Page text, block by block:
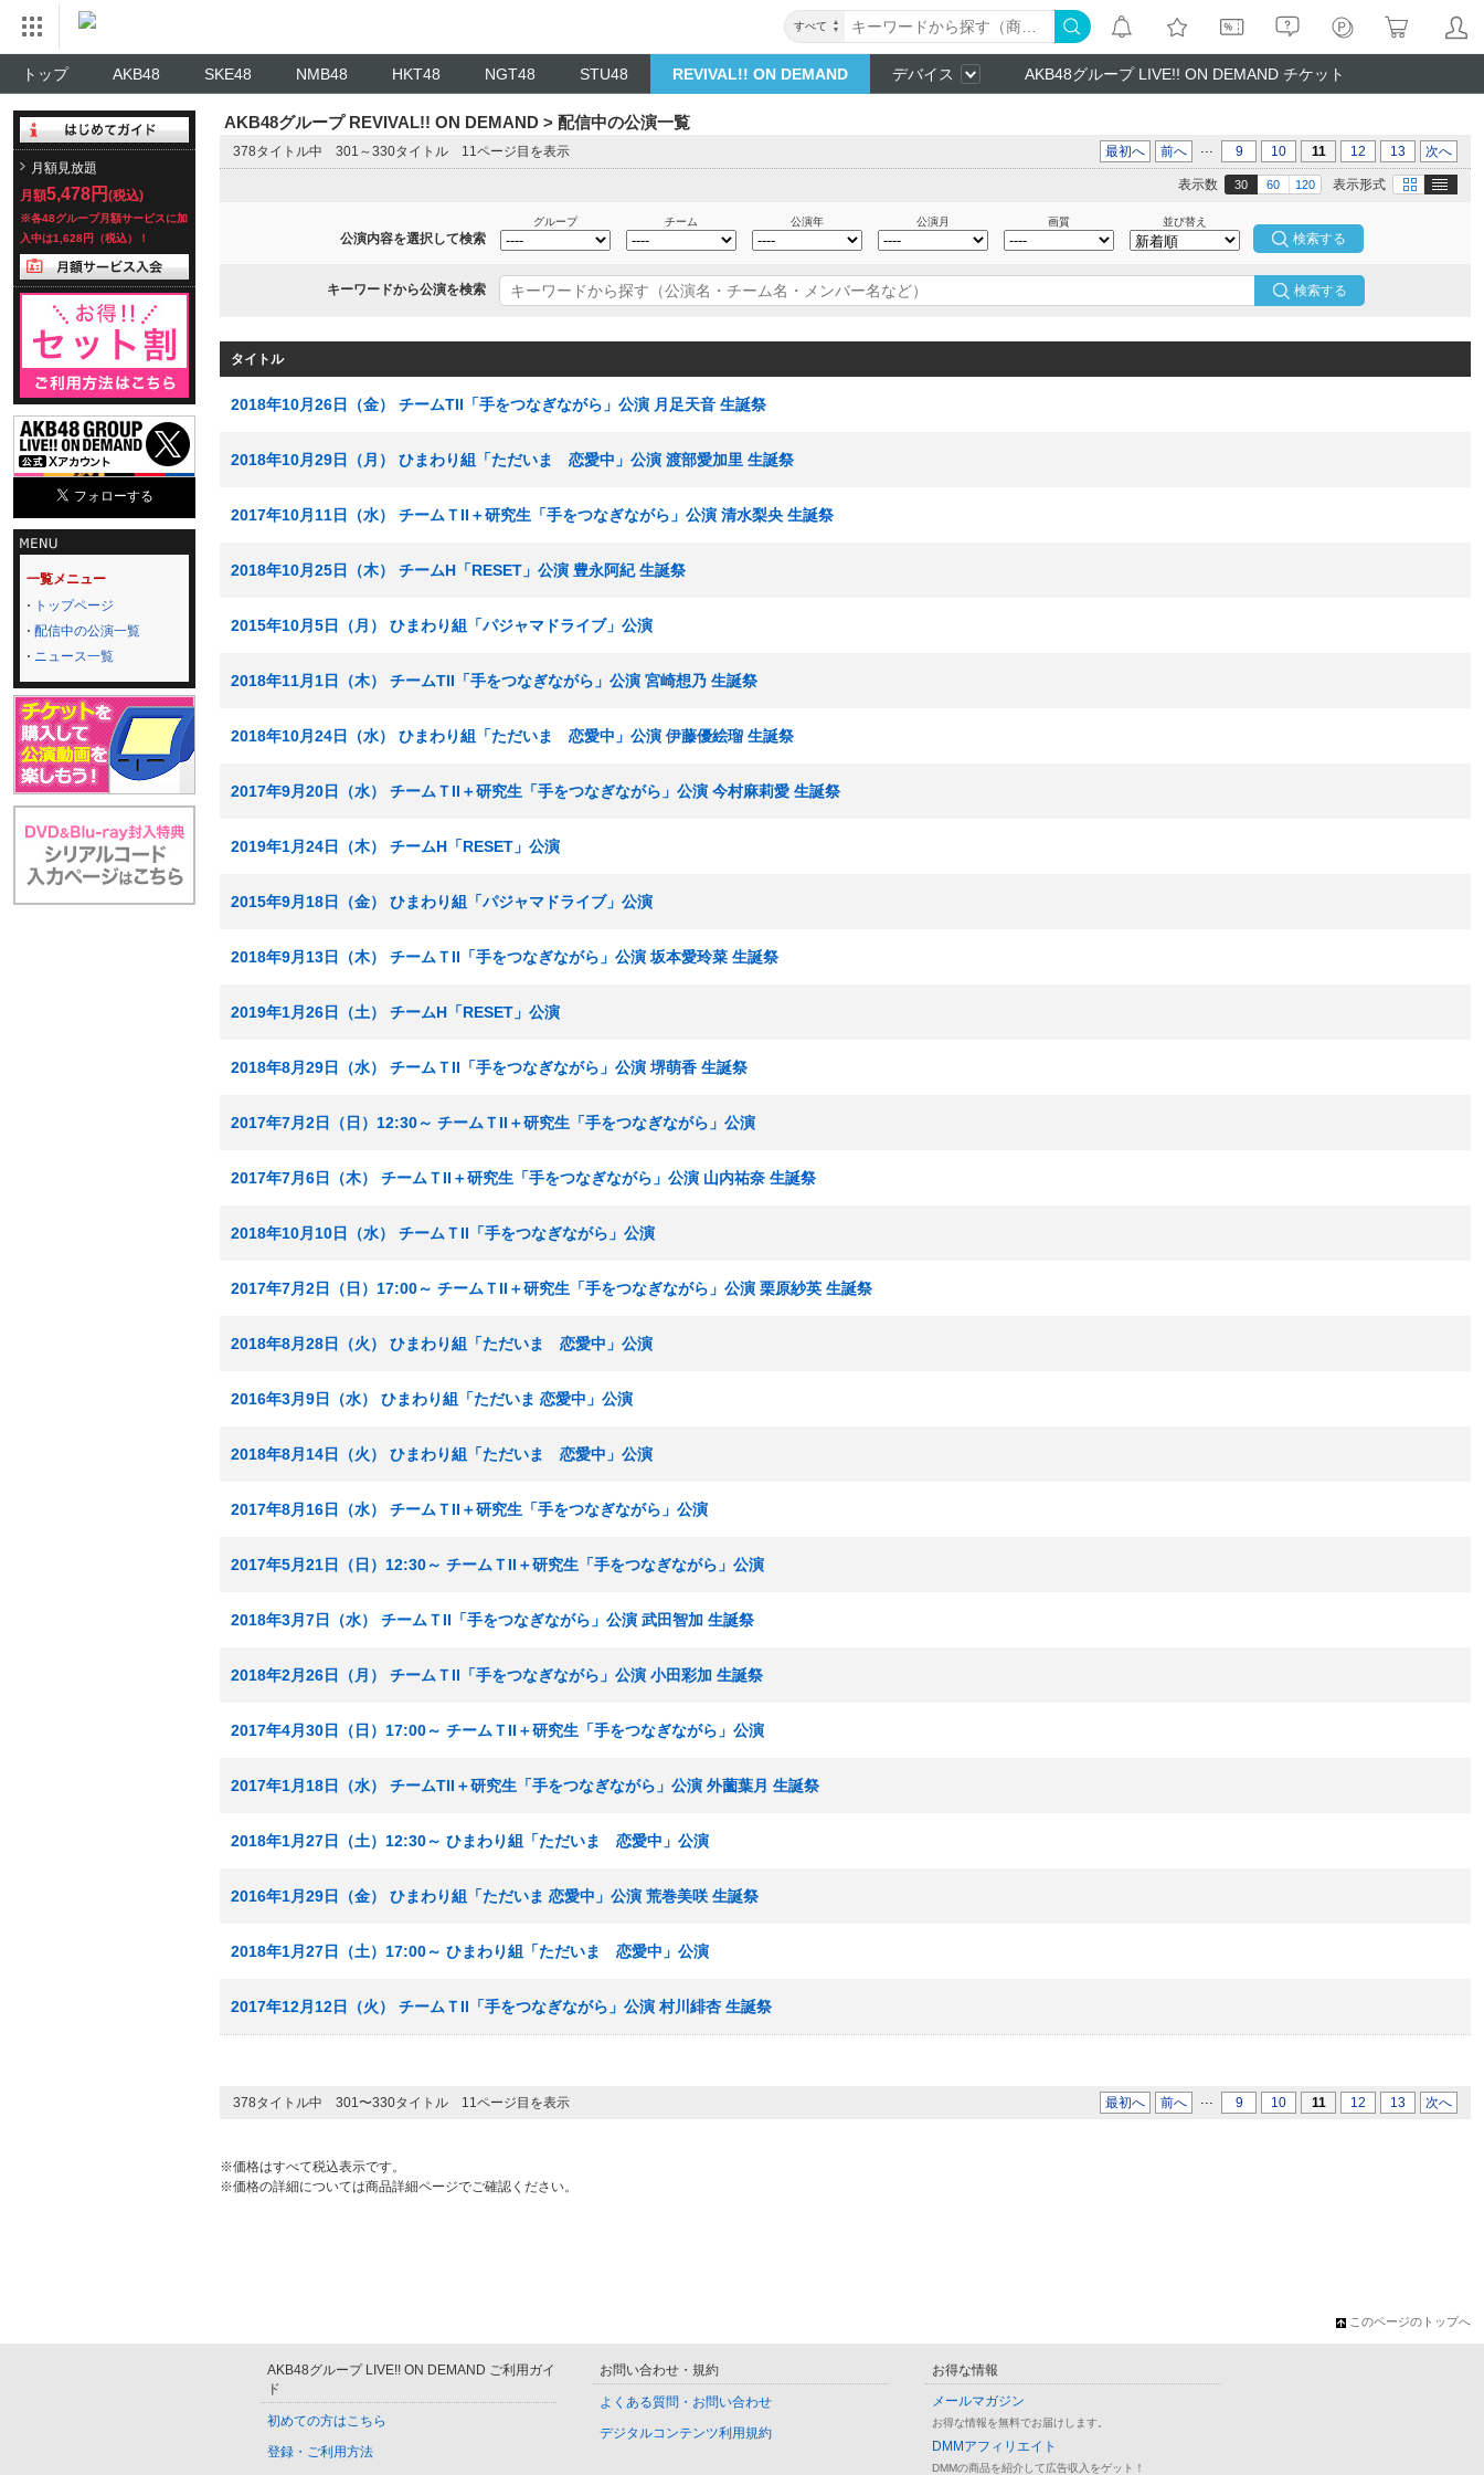
すべて
トップ AKB48 SKE48 NMB48 HKT48 NGT48 STU48 REVIVAL!! ON DEMAND デバイス AKB48グループ LIVE!! ON DEMAND チケット
月額見放題
月額5,478円 (税込)
※各48グループ月額サービスに加
入中は1,628円（税込）！
一覧メニュー
トップページ
配信中の公演一覧
ニュース一覧
AKB48グループ REVIVAL!! ON DEMAND > 配信中の公演一覧
378タイトル中 301～330タイトル 11ページ目を表示 最初へ 前へ ... 9 10 11 12 13 次へ
表示形式 画像
表示数 30 60 120
公演内容を選択して検索
グループ チーム 公演年 公演月 画質 並び替え
キーワードから公演を検索 検索する
タイトル
2018年10月26日（金） チームTII「手をつなぎながら」公演 月足天音 生誕祭
2018年10月29日（月） ひまわり組「ただいま 恋愛中」公演 渡部愛加里 生誕祭
2017年10月11日（水） チームＴII＋研究生「手をつなぎながら」公演 清水梨央 生誕祭
2018年10月25日（木） チームH「RESET」公演 豊永阿紀 生誕祭
2015年10月5日（月） ひまわり組「パジャマドライブ」公演
2018年11月1日（木） チームTII「手をつなぎながら」公演 宮崎想乃 生誕祭
2018年10月24日（水） ひまわり組「ただいま 恋愛中」公演 伊藤優絵瑠 生誕祭
2017年9月20日（水） チームＴII＋研究生「手をつなぎながら」公演 今村麻莉愛 生誕祭
2019年1月24日（木） チームH「RESET」公演
2015年9月18日（金） ひまわり組「パジャマドライブ」公演
2018年9月13日（木） チームＴII「手をつなぎながら」公演 坂本愛玲菜 生誕祭
2019年1月26日（土） チームH「RESET」公演
2018年8月29日（水） チームＴII「手をつなぎながら」公演 堺萌香 生誕祭
2017年7月2日（日）12:30～ チームＴII＋研究生「手をつなぎながら」公演
2017年7月6日（木） チームＴII＋研究生「手をつなぎながら」公演 山内祐奈 生誕祭
2018年10月10日（水） チームＴII「手をつなぎながら」公演
2017年7月2日（日）17:00～ チームＴII＋研究生「手をつなぎながら」公演 栗原紗英 生誕祭
2018年8月28日（火） ひまわり組「ただいま 恋愛中」公演
2016年3月9日（水） ひまわり組「ただいま 恋愛中」公演
2018年8月14日（火） ひまわり組「ただいま 恋愛中」公演
2017年8月16日（水） チームＴII＋研究生「手をつなぎながら」公演
2017年5月21日（日）12:30～ チームＴII＋研究生「手をつなぎながら」公演
2018年3月7日（水） チームＴII「手をつなぎながら」公演 武田智加 生誕祭
2018年2月26日（月） チームＴII「手をつなぎながら」公演 小田彩加 生誕祭
2017年4月30日（日）17:00～ チームＴII＋研究生「手をつなぎながら」公演
2017年1月18日（水） チームTII＋研究生「手をつなぎながら」公演 外薗葉月 生誕祭
2018年1月27日（土）12:30～ ひまわり組「ただいま 恋愛中」公演
2016年1月29日（金） ひまわり組「ただいま 恋愛中」公演 荒巻美咲 生誕祭
2018年1月27日（土）17:00～ ひまわり組「ただいま 恋愛中」公演
2017年12月12日（火） チームＴII「手をつなぎながら」公演 村川緋杏 生誕祭
378タイトル中 301〜330タイトル 11ページ目を表示 最初へ 前へ ... 9 10 11 12 13 次へ
※価格はすべて税込表示です。
※価格の詳細については商品詳細ページでご確認ください。
このページのトップへ
AKB48グループ LIVE!! ON DEMAND ご利用ガイ
ド
初めての方はこちら
登録・ご利用方法
お問い合わせ・規約
よくある質問・お問い合わせ
デジタルコンテンツ利用規約
お得な情報
メールマガジン
お得な情報を無料でお届けします。
DMMアフィリエイト
DMMの商品を紹介して広告収入をゲット！